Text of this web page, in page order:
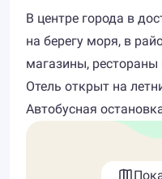
В центре города в
на берегу моря, в
магазины, рестораны
Отель открыт на
Автобусная